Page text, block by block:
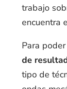
trabajo
encuentra
Para
de
tipo de